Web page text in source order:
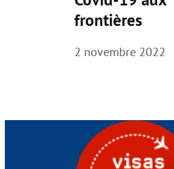
frontières
2 novembre 2022